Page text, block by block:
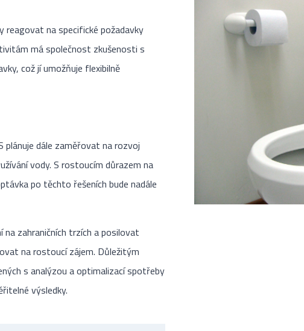
reagovat na specifické požadavky
má společnost zkušenosti s
což jí umožňuje flexibilně
plánuje dále zaměřovat na rozvoj
vody. S rostoucím důrazem na
po těchto řešeních bude nadále
zahraničních trzích a posilovat
na rostoucí zájem. Důležitým
s analýzou a optimalizací spotřeby
výsledky.